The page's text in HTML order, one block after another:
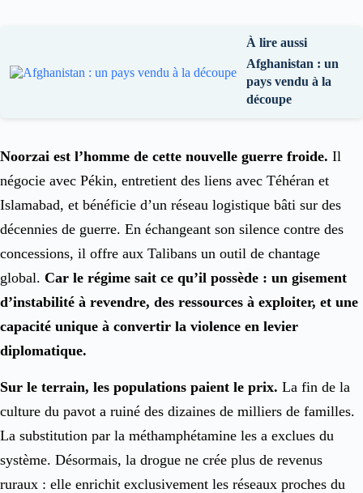
À lire aussi
Afghanistan : un
pays vendu à la
découpe
Noorzai est l’homme de cette nouvelle guerre froide. Il
négocie avec Pékin, entretient des liens avec Téhéran et
Islamabad, et bénéficie d’un réseau logistique bâti sur des
décennies de guerre. En échangeant son silence contre des
concessions, il offre aux Talibans un outil de chantage
global. Car le régime sait ce qu’il possède : un gisement
d’instabilité à revendre, des ressources à exploiter, et une
capacité unique à convertir la violence en levier
diplomatique.
Sur le terrain, les populations paient le prix. La fin de la
culture du pavot a ruiné des dizaines de milliers de familles.
La substitution par la méthamphétamine les a exclues du
système. Désormais, la drogue ne crée plus de revenus
ruraux : elle enrichit exclusivement les réseaux proches du